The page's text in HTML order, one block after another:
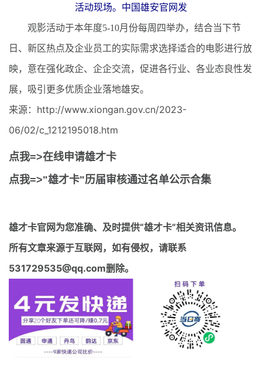
活动现场。中国雄安官网发
观影活动于本年度5-10月份每周四举办，结合当下节
日、新区热点及企业员工的实际需求选择适合的电影进行放
映，意在强化政企、企企交流，促进各行业、各业态良性发
展，吸引更多优质企业落地雄安。
来源：http://www.xiongan.gov.cn/2023-
06/02/c_1212195018.htm
点我=>在线申请雄才卡
点我=>"雄才卡"历届审核通过名单公示合集
雄才卡官网为您准确、及时提供“雄才卡”相关资讯信息。
所有文章来源于互联网，如有侵权，请联系
531729535@qq.com删除。